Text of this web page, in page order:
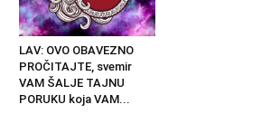
LAV: OVO OBAVEZNO
PROČITAJTE, svemir
VAM ŠALJE TAJNU
PORUKU koja VAM...